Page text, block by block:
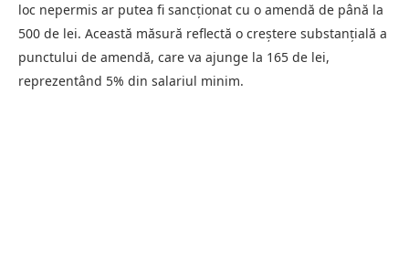
loc nepermis ar putea fi sancționat cu o amendă de până la
500 de lei. Această măsură reflectă o creștere substanțială a
punctului de amendă, care va ajunge la 165 de lei,
reprezentând 5% din salariul minim.